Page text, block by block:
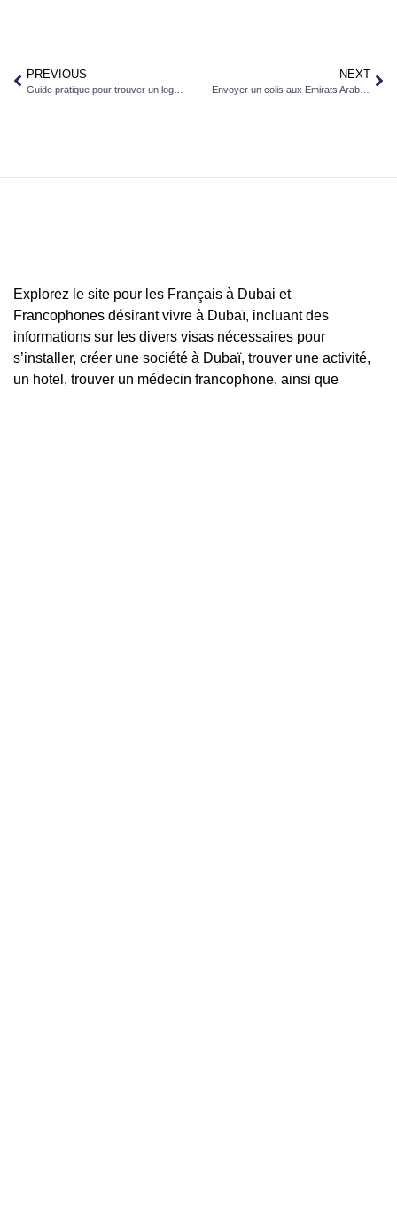
PREVIOUS NEXT
Explorez le site pour les Français à Dubai et
Francophones désirant vivre à Dubaï, incluant des
informations sur les divers visas nécessaires pour
s’installer, créer une société à Dubaï, trouver une activité,
un hotel, trouver un médecin francophone, ainsi que